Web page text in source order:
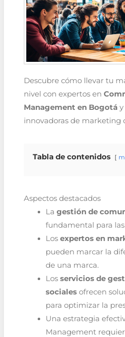
Descubre cómo llevar tu
nivel con expertos en
Management en Bogotáy
innovadoras de marketing
Tabla de contenidos
Aspectos destacados
La gestión de
fundamental para
Los expertos en
pueden marcar la
de una marca.
Los servicios de
socialesofrecen
para optimizar la
Una estrategia
Management